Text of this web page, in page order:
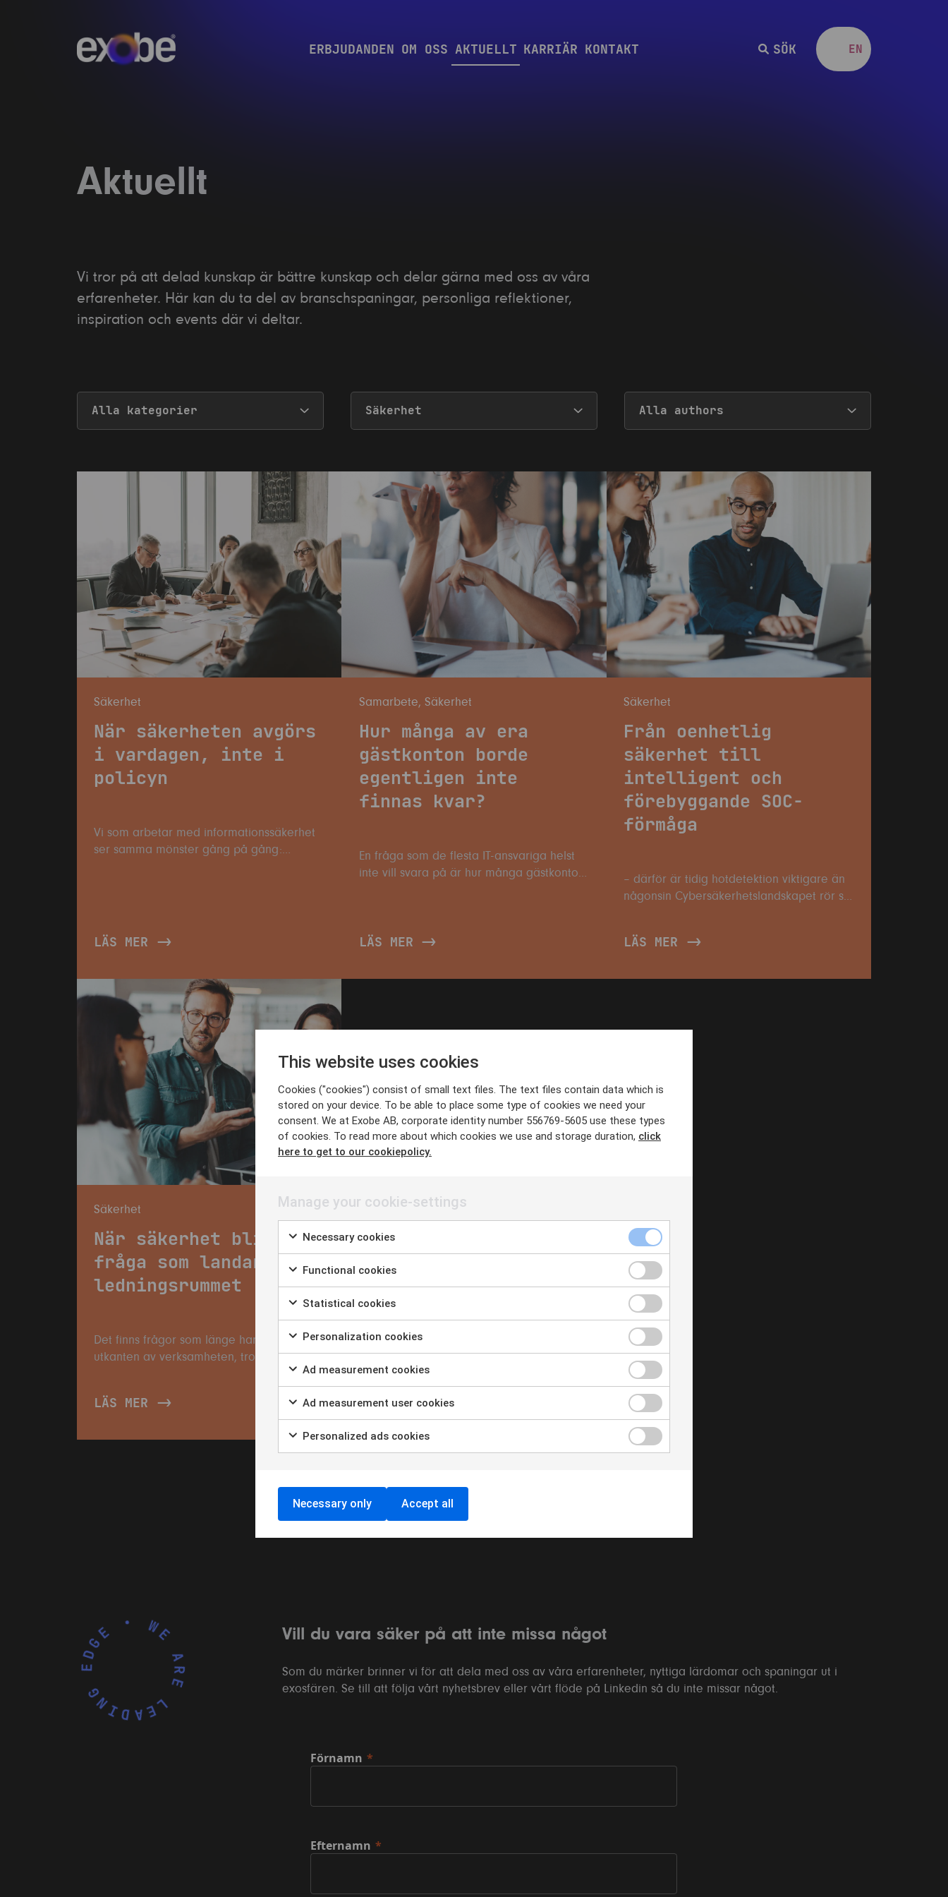
ERBJUDANDEN OM OSS AKTUELLT KARRIÄR KONTAKT SÖK EN
Aktuellt
Vi tror på att delad kunskap är bättre kunskap och delar gärna med oss av våra
erfarenheter. Här kan du ta del av branschspaningar, personliga reflektioner,
inspiration och events där vi deltar.
När säkerheten avgörs
i vardagen, inte i
policyn
Säkerhet
Vi som arbetar med informationssäkerhet
ser samma mönster gång på gång:
händer något. Det är där, i mella...
LÄS MER
Hur många av era
gästkonton borde
egentligen inte
finnas kvar?
Samarbete, Säkerhet
En fråga som de flesta IT-ansvariga helst
inte vill svara på är hur många gästkonton
samarbetet är över. I en typisk Microsoft
LÄS MER
Från oenhetlig
säkerhet till
intelligent och
förebyggande SOC-
förmåga
Säkerhet
– därför är tidig hotdetektion viktigare än
någonsin Cybersäkerhetslandskapet rör sig
AI för att automatisera attacker, skala upp
metoder...
LÄS MER
När säkerhet blir en
fråga som landar i
ledningsrummet
Säkerhet
Det finns frågor som länge har fått leva i
utkanten av verksamheten, trots att de i
grunden alltid har hört hemma i dess
kärna. Säkerhet är en sådan fråga. I
många organisationer har den behandlats
drivs i sep...
LÄS MER
Ladda Fler
WE ARE LEADING EDGE • Vill du vara säker på att inte missa något
Som du märker brinner vi för att dela med oss av våra erfarenheter, nyttiga lärdomar och spaningar ut i
exosfären. Se till att följa vårt nyhetsbrev eller vårt flöde på Linkedin så du inte missar något.
Förnamn
Efternamn
This website uses cookies
Cookies ("cookies") consist of small text files. The text files contain data which is
stored on your device. To be able to place some type of cookies we need your
consent. We at Exobe AB, corporate identity number 556769-5605 use these types
of cookies. To read more about which cookies we use and storage duration, click
here to get to our cookiepolicy.
Manage your cookie-settings
Necessary cookies
Functional cookies
Statistical cookies
Personalization cookies
Ad measurement cookies
Ad measurement user cookies
Personalized ads cookies
Necessary only Accept all